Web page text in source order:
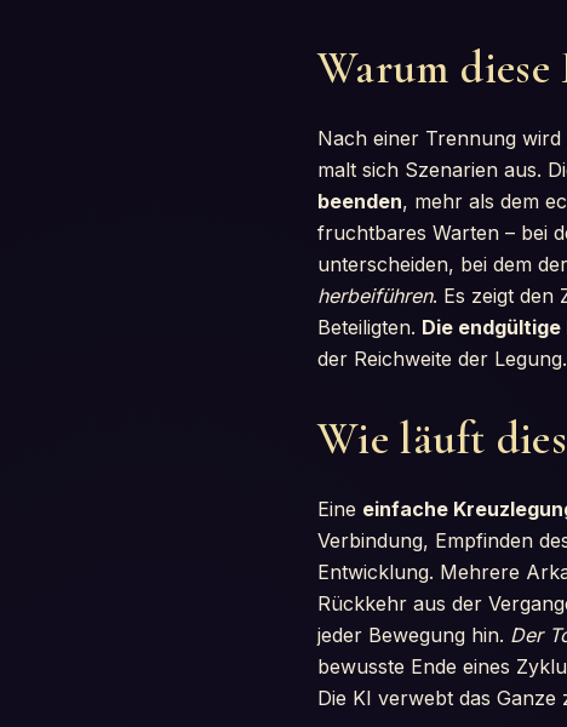
Warum diese
Nach einer Trennung
malt sich Szenarien aus.
beenden, mehr als dem
fruchtbares Warten – bei
unterscheiden, bei dem
herbeiführen. Es zeigt den
Beteiligten. Die
der Reichweite der Legung.
Wie läuft
Eine einfache
Verbindung, Empfinden
Entwicklung. Mehrere
Rückkehr aus der
jeder Bewegung hin. Der
bewusste Ende eines
Die KI verwebt das